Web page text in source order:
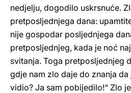
nedjelju, dogodilo uskrsnuće.
pretposljednjega dana:
nije gospodar posljednjega
pretposljednjeg, kada je noć
svitanja. Toga pretposljednjeg
gdje nam zlo daje do znanja
vidio? Ja sam pobijedilo!“ Zlo